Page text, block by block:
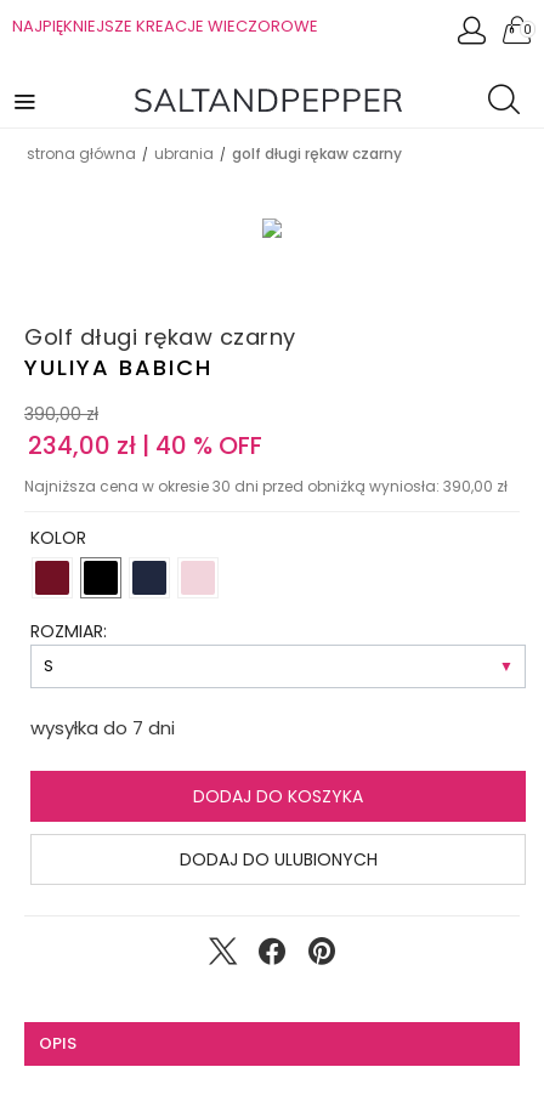
NAJPIĘKNIEJSZE KREACJE WIECZOROWE 0
strona główna / ubrania / golf długi rękaw czarny
Golf długi rękaw czarny
YULIYA BABICH
390,00 zł
234,00 zł | 40 % OFF
Najniższa cena w okresie 30 dni przed obniżką wyniosła: 390,00 zł
KOLOR
ROZMIAR:
wysyłka do 7 dni
DODAJ DO KOSZYKA
DODAJ DO ULUBIONYCH
OPIS